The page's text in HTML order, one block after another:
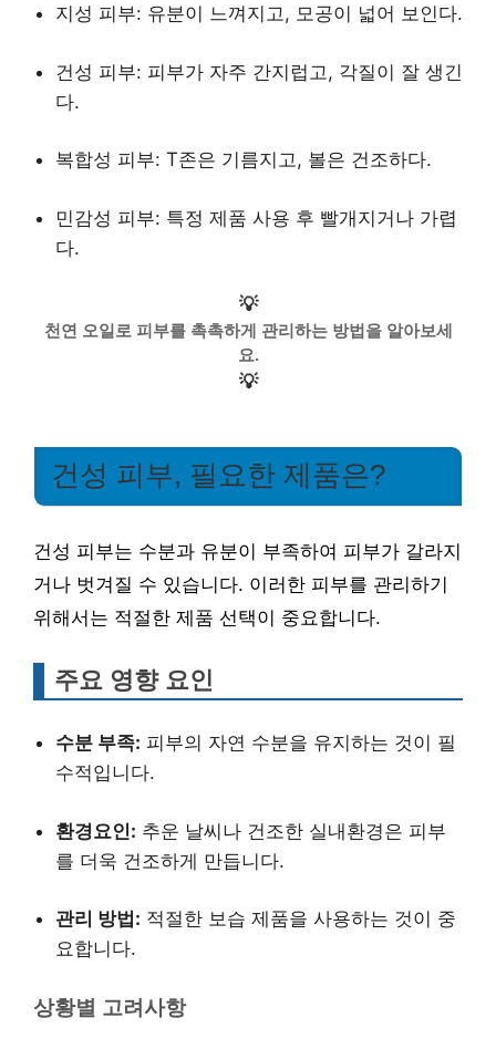
지성 피부: 유분이 느껴지고, 모공이 넓어 보인다.
건성 피부: 피부가 자주 간지럽고, 각질이 잘 생긴
다.
복합성 피부: T존은 기름지고, 볼은 건조하다.
민감성 피부: 특정 제품 사용 후 빨개지거나 가렵
다.
💡
천연 오일로 피부를 촉촉하게 관리하는 방법을 알아보세
요.
💡
건성 피부, 필요한 제품은?
건성 피부는 수분과 유분이 부족하여 피부가 갈라지
거나 벗겨질 수 있습니다. 이러한 피부를 관리하기
위해서는 적절한 제품 선택이 중요합니다.
주요 영향 요인
수분 부족: 피부의 자연 수분을 유지하는 것이 필
수적입니다.
환경요인: 추운 날씨나 건조한 실내환경은 피부
를 더욱 건조하게 만듭니다.
관리 방법: 적절한 보습 제품을 사용하는 것이 중
요합니다.
상황별 고려사항